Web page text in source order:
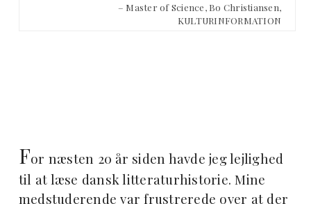
– Master of Science, Bo Christiansen,
KULTURINFORMATION
For næsten 20 år siden havde jeg lejlighed
til at læse dansk litteraturhistorie. Mine
medstuderende var frustrerede over at der